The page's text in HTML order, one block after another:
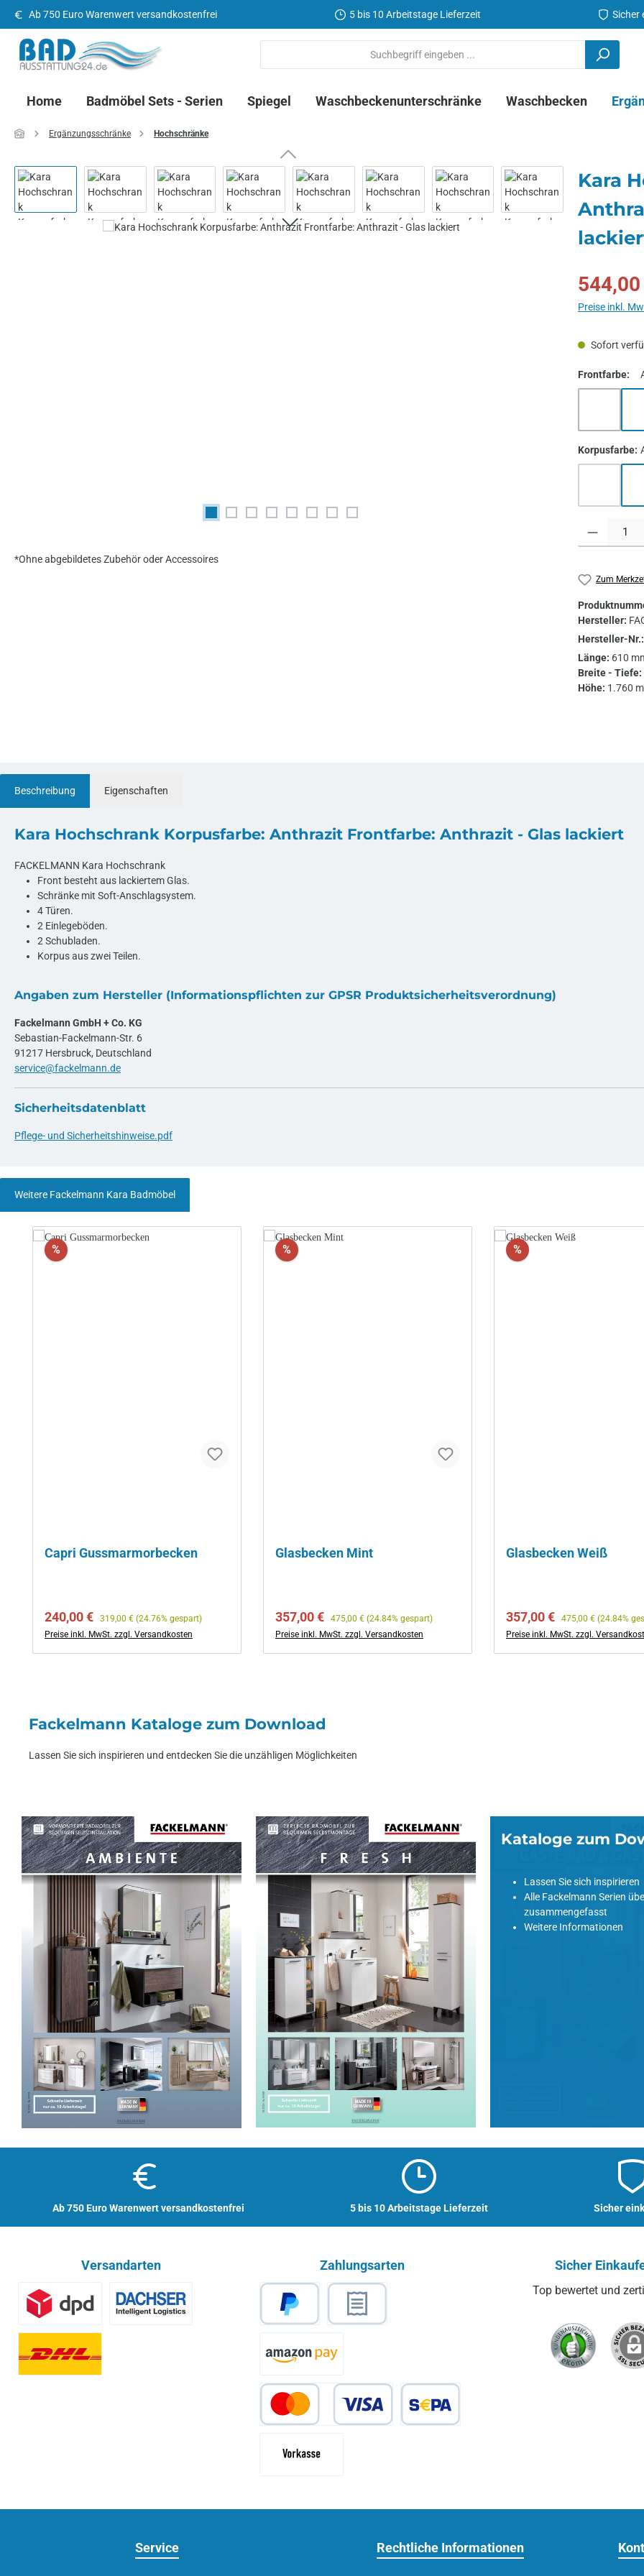
Hauptinhalt springen
Zur Suche springen
Zur Hauptnavigation springen
Ab 750 Euro Warenwert versandkostenfrei 5 bis 10 Arbeitstage Lieferzeit Sicher
Home Badmöbel Sets - Serien Spiegel Waschbeckenunterschränke Waschbecken
Ergänzungsschränke Hochschränke
Bildergalerie überspringen
*Ohne abgebildetes Zubehör oder Accessoires
Kara
Verkaufspreis:
Preise inkl.
Sofort
Frontfarbe:
Korpusfarbe:
Zum
Hersteller:
Hersteller-Nr.:
Länge: 610
Breite - Tiefe:
Höhe: 1.760
Beschreibung Eigenschaften
Kara Hochschrank Korpusfarbe: Anthrazit Frontfarbe: Anthrazit - Glas lackiert
FACKELMANN Kara Hochschrank
Front besteht aus lackiertem Glas.
Schränke mit Soft-Anschlagsystem.
4 Türen.
2 Einlegeböden.
2 Schubladen.
Korpus aus zwei Teilen.
Angaben zum Hersteller (Informationspflichten zur GPSR Produktsicherheitsverordnung)
Fackelmann GmbH + Co. KG
Sebastian-Fackelmann-Str. 6
91217 Hersbruck, Deutschland
service@fackelmann.de
Sicherheitsdatenblatt
Pflege- und Sicherheitshinweise.pdf
Weitere Fackelmann Kara Badmöbel
Produktgalerie überspringen
%Rabatt
Capri Gussmarmorbecken
Verkaufspreis:
240,00 € Regulärer Preis:
319,00 € (24.76% gespart)
Preise inkl. MwSt. zzgl. Versandkosten
%Rabatt
Glasbecken Mint
Verkaufspreis:
357,00 € Regulärer Preis:
475,00 € (24.84% gespart)
Preise inkl. MwSt. zzgl. Versandkosten
%Rabatt
Glasbecken Weiß
Verkaufspreis:
357,00 € Regulärer Preis:
475,00 € (24.84%
Preise inkl. MwSt. zzgl.
Fackelmann Kataloge zum Download
Lassen Sie sich inspirieren und entdecken Sie die unzähligen Möglichkeiten
Ambiente
Katalog zum Download
Fresh
Katalog zum Download
Kataloge zum
Lassen Sie sich inspirieren
Alle Fackelmann Serien
zusammengefasst
Weitere Informationen
Ab 750 Euro Warenwert versandkostenfrei 5 bis 10 Arbeitstage Lieferzeit Sicher
Versandarten
Benutzerdefiniertes Bild 1
Zahlungsarten
Amazon Pay
Sicher
Top bewertet und
Service Rechtliche Informationen